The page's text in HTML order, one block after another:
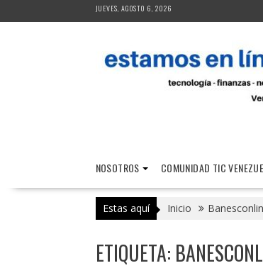
al
JUEVES, AGOSTO 6, 2026
NOSOTROS COMUNIDAD TIC
Estas aquí Inicio
ETIQUETA: